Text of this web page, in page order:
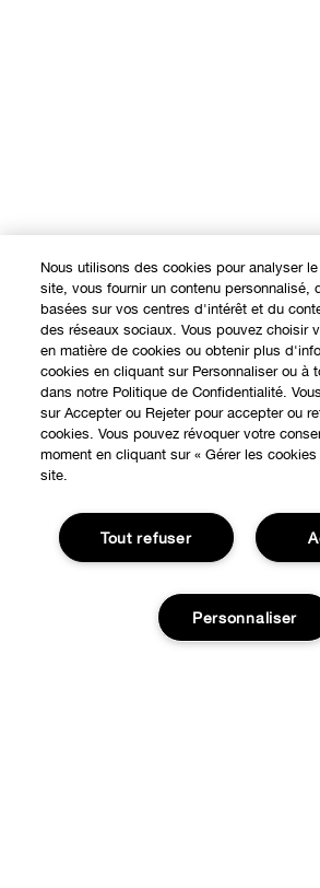
EXPÉRIENCE EN LIGNE
Nous utilisons des cookies pour analyser
site, vous fournir un contenu personnalisé,
basées sur vos centres d'intérêt et du
des réseaux sociaux. Vous pouvez choisir
en matière de cookies ou obtenir plus
cookies en cliquant sur Personnaliser ou à
dans notre Politique de Confidentialité.
sur Accepter ou Rejeter pour accepter ou
cookies. Vous pouvez révoquer votre
moment en cliquant sur « Gérer les
site.
Tout refuser
Personnaliser